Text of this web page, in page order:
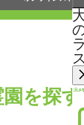
を探す